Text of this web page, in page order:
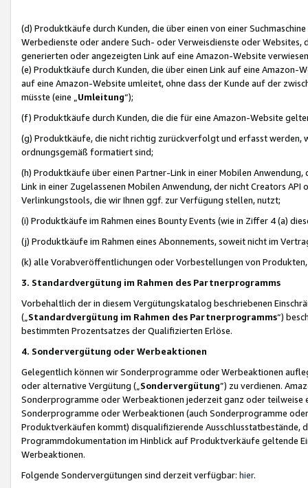
(d) Produktkäufe durch Kunden, die über einen von einer
Werbedienste oder andere Such- oder Verweisdienste oder Websites,
generierten oder angezeigten Link auf eine Amazon-Website
(e) Produktkäufe durch Kunden, die über einen Link auf eine
auf eine Amazon-Website umleitet, ohne dass der Kunde auf der
müsste (eine „ Umleitung“);
(f) Produktkäufe durch Kunden, die die für eine Amazon-Website
(g) Produktkäufe, die nicht richtig zurückverfolgt und erfasst werden,
ordnungsgemäß formatiert sind;
(h) Produktkäufe über einen Partner-Link in einer Mobilen
Link in einer Zugelassenen Mobilen Anwendung, der nicht Creators
Verlinkungstools, die wir Ihnen ggf. zur Verfügung stellen, nutzt;
(i) Produktkäufe im Rahmen eines Bounty Events (wie in Ziffer 4 (a)
(j) Produktkäufe im Rahmen eines Abonnements, soweit nicht im
(k) alle Vorabveröffentlichungen oder Vorbestellungen von
3. Standardvergütung im Rahmen des Partnerprogramms
Vorbehaltlich der in diesem Vergütungskatalog beschriebenen
(„ Standardvergütung im Rahmen des Partnerprogramms“)
bestimmten Prozentsatzes der Qualifizierten Erlöse.
4. Sondervergütung oder Werbeaktionen
Gelegentlich können wir Sonderprogramme oder Werbeaktionen
oder alternative Vergütung („ Sondervergütung”) zu verdienen.
Sonderprogramme oder Werbeaktionen jederzeit ganz oder
Sonderprogramme oder Werbeaktionen (auch Sonderprogramme
Produktverkäufen kommt) disqualifizierende Ausschlusstatbestände,
Programmdokumentation im Hinblick auf Produktverkäufe geltende
Werbeaktionen.
Folgende Sondervergütungen sind derzeit verfügbar: hier.